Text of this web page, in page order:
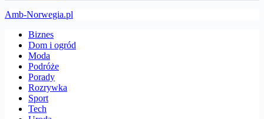
Amb-Norwegia.pl
Biznes
Dom i ogród
Moda
Podróże
Porady
Rozrywka
Sport
Tech